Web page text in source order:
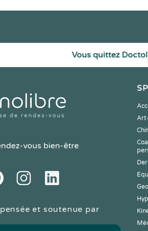
Vous quittez
vous bien-être
InstagramLinkedIn
et soutenue par